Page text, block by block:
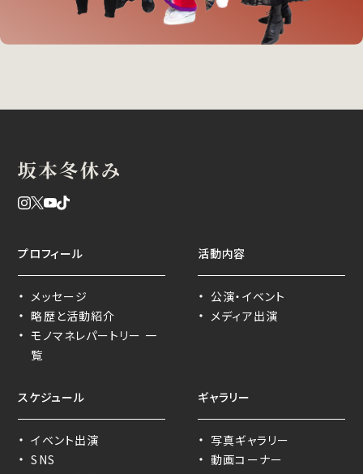
プロフィール
・ メッセージ
・ 略歴と活動紹介
・ モノマネレパートリー 一
覧
活動内容
・ 公演・イベント
・ メディア出演
スケジュール
・ イベント出演
・ SNS
ギャラリー
・ 写真ギャラリー
・ 動画コーナー